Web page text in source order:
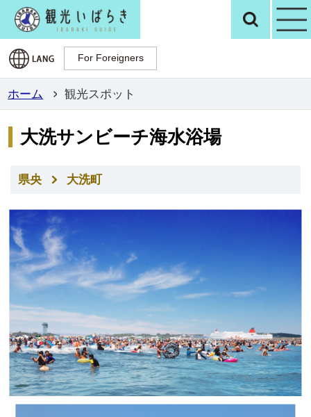
観光いばらき検
For Foreigners
For Foreigners
ホーム 観光スポット
大洗サンビーチ海水浴場
県央 大洗町